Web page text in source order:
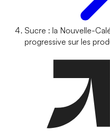
Sucre : la Nouvelle-
progressive sur les